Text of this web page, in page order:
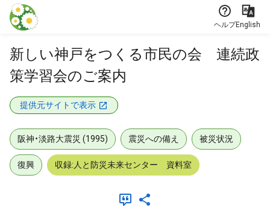
本文に飛ぶ
ヘルプEnglish
新しい神戸をつくる市民の会 連続政
策学習会のご案内
提供元サイトで表示
阪神・淡路大震災 (1995) 震災への備え 被災状況
復興 収録:人と防災未来センター 資料室